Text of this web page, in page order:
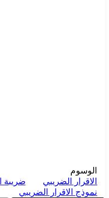
الوسوم
الاقرار الضريبي
ضريبة
نموذج الاقرار الضريبي